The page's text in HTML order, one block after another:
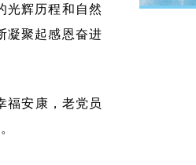
光辉历程和自然
凝聚起感恩奋进
福安康，老党员